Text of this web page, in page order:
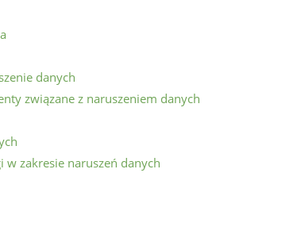
danych
związane z naruszeniem danych
w zakresie naruszeń danych